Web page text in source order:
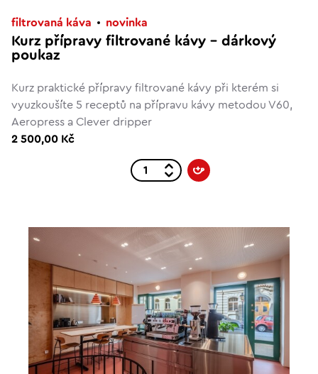
filtrovaná káva novinka
Kurz přípravy filtrované kávy – dárkový
poukaz
Kurz praktické přípravy filtrované kávy při kterém si
vyuzkoušíte 5 receptů na přípravu kávy metodou V60,
Aeropress a Clever dripper
2 500,00 Kč